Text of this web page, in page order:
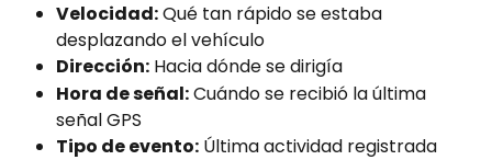
Velocidad: Qué tan rápido se estaba
desplazando el vehículo
Dirección: Hacia dónde se dirigía
Hora de señal: Cuándo se recibió la última
señal GPS
Tipo de evento: Última actividad registrada